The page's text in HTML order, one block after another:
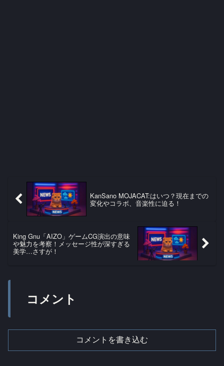
KanSano MOJACAT:はいつ？現在までの
変化やコラボ、音楽性に迫る！
King Gnu「AIZO」ゲームCG演出の意味
や魅力を考察！メッセージ性が深すぎる
美学…さすが！
コメント
コメントを書き込む